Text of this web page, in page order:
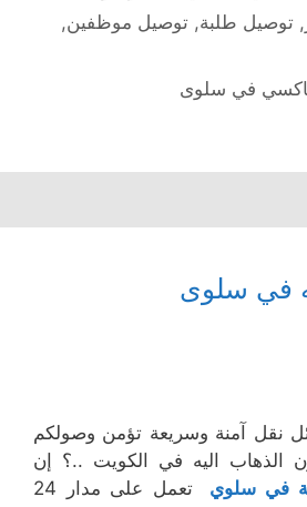
, توصيل طلبة, توصيل موظفين,
في سلوى
في سلوى
نقل آمنة وسريعة تؤمن وصولكم
الذهاب اليه في الكويت ..؟ إن
في سلوي
تعمل على مدار 24